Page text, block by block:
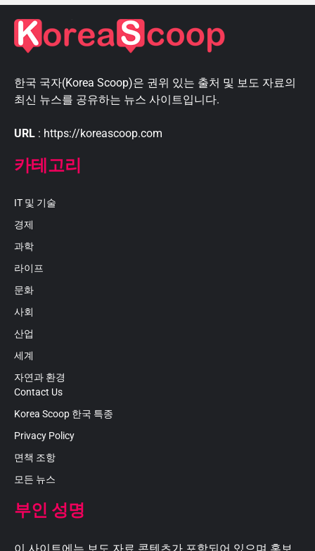
한국 국자(Korea Scoop)은 권위 있는 출처 및 보도 자료의
최신 뉴스를 공유하는 뉴스 사이트입니다.
URL : https://koreascoop.com
카테고리
IT 및 기술
경제
과학
라이프
문화
사회
산업
세계
자연과 환경
Contact Us
Korea Scoop 한국 특종
Privacy Policy
면책 조항
모든 뉴스
부인 성명